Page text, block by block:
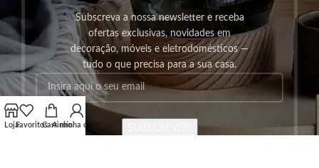
Subscreva a nossa newsletter e receba
ofertas exclusivas, novidades em
decoração, móveis e eletrodomésticos —
tudo o que precisa para a sua casa.
LojaFavoritosCarrinho
A minha conta